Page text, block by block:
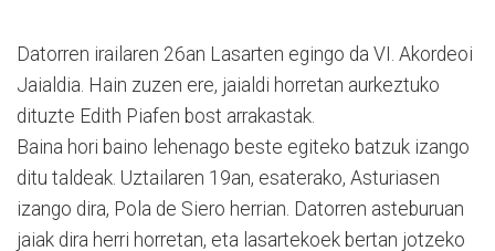
Datorren irailaren 26an Lasarten egingo da VI. Akordeoi
Jaialdia. Hain zuzen ere, jaialdi horretan aurkeztuko
dituzte Edith Piafen bost arrakastak.
Baina hori baino lehenago beste egiteko batzuk izango
ditu taldeak. Uztailaren 19an, esaterako, Asturiasen
izango dira, Pola de Siero herrian. Datorren asteburuan
jaiak dira herri horretan, eta lasartekoek bertan jotzeko